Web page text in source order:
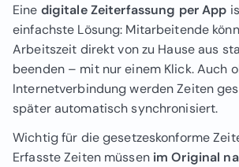
Eine digitale Zeiterfassung per App
einfachste Lösung: Mitarbeitende
Arbeitszeit direkt von zu Hause aus
beenden – mit nur einem Klick. Auch
Internetverbindung werden Zeiten
später automatisch synchronisiert.
Wichtig für die gesetzeskonforme
Erfasste Zeiten müssen im Original